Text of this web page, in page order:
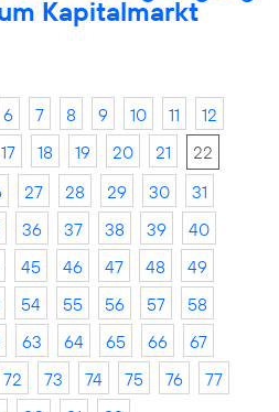
Kapitalmarkt
6 7 8 9 10 11
12
17 18 19 20 21
22
27 28 29 30
31
36 37 38 39
40
45 46 47 48
49
54 55 56 57
58
63 64 65 66
67
72 73 74 75 76
77